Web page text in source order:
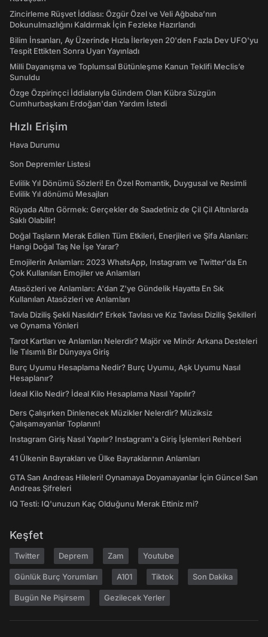
Zincirleme Rüşvet İddiası: Özgür Özel ve Veli Ağbaba’nın
Dokunulmazlığını Kaldırmak İçin Fezleke Hazırlandı
Bilim İnsanları, Ay Üzerinde Hızla İlerleyen 20'den Fazla Dev UFO'yu
Tespit Ettikten Sonra Uyarı Yayınladı
Milli Dayanışma ve Toplumsal Bütünleşme Kanun Teklifi Meclis’e
Sunuldu
Özge Özpirinçci İddialarıyla Gündem Olan Kübra Süzgün
Cumhurbaşkanı Erdoğan'dan Yardım İstedi
Hızlı Erişim
Hava Durumu
Son Depremler Listesi
Evlilik Yıl Dönümü Sözleri! En Özel Romantik, Duygusal ve Resimli
Evlilik Yıl dönümü Mesajları
Rüyada Altın Görmek: Gerçekler de Saadetiniz de Çil Çil Altınlarda
Saklı Olabilir!
Doğal Taşların Merak Edilen Tüm Etkileri, Enerjileri ve Şifa Alanları:
Hangi Doğal Taş Ne İşe Yarar?
Emojilerin Anlamları: 2023 WhatsApp, Instagram ve Twitter'da En
Çok Kullanılan Emojiler ve Anlamları
Atasözleri ve Anlamları: A'dan Z'ye Gündelik Hayatta En Sık
Kullanılan Atasözleri ve Anlamları
Tavla Diziliş Şekli Nasıldır? Erkek Tavlası ve Kız Tavlası Diziliş Şekilleri
ve Oynama Yönleri
Tarot Kartları ve Anlamları Nelerdir? Majör ve Minör Arkana Desteleri
İle Tılsımlı Bir Dünyaya Giriş
Burç Uyumu Hesaplama Nedir? Burç Uyumu, Aşk Uyumu Nasıl
Hesaplanır?
İdeal Kilo Nedir? İdeal Kilo Hesaplama Nasıl Yapılır?
Ders Çalışırken Dinlenecek Müzikler Nelerdir? Müziksiz
Çalışamayanlar Toplanın!
Instagram Giriş Nasıl Yapılır? Instagram'a Giriş İşlemleri Rehberi
41 Ülkenin Bayrakları ve Ülke Bayraklarının Anlamları
GTA San Andreas Hileleri! Oynamaya Doyamayanlar İçin Güncel San
Andreas Şifreleri
IQ Testi: IQ'unuzun Kaç Olduğunu Merak Ettiniz mi?
Keşfet
Twitter Deprem Zam Youtube
Günlük Burç Yorumları A101 Tiktok Son Dakika
Bugün Ne Pişirsem Gezilecek Yerler